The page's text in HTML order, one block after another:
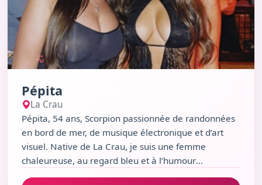
Pépita
La Crau
Pépita, 54 ans, Scorpion passionnée de randonnées
en bord de mer, de musique électronique et d’art
visuel. Native de La Crau, je suis une femme
chaleureuse, au regard bleu et à l’humour